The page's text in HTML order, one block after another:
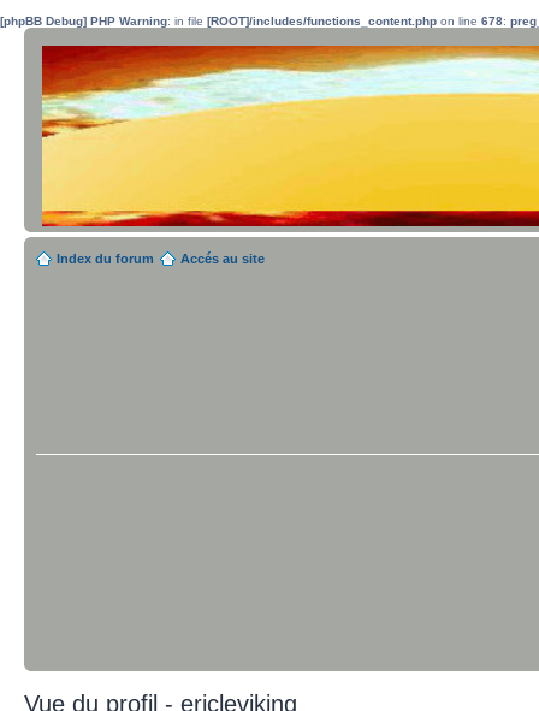
[phpBB Debug] PHP Warning: in file [ROOT]/includes/functions_content.php on line 678:
Index du forum Accés au site
Vue du profil - ericleviking